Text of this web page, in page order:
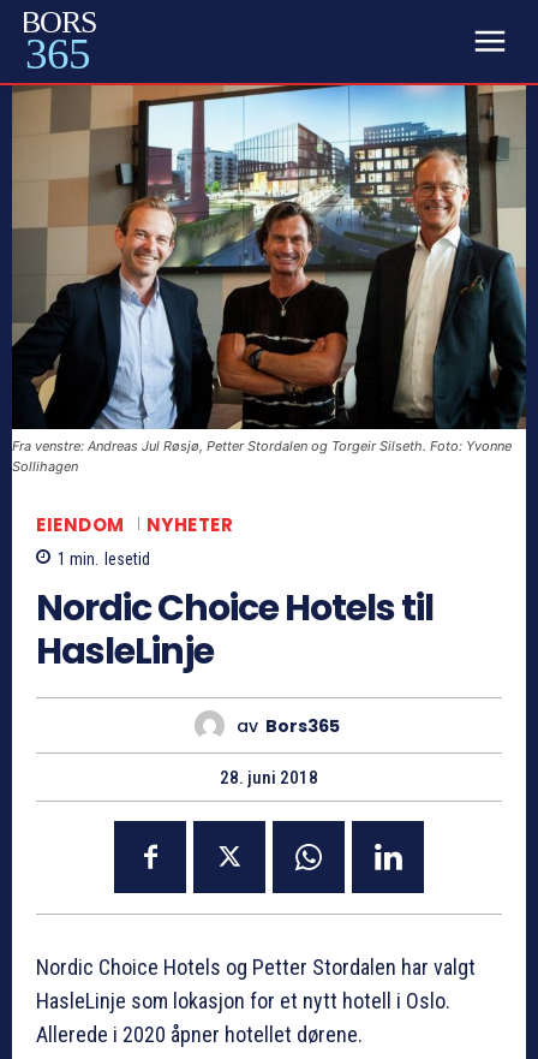
BORS
365
Fra venstre: Andreas Jul Røsjø, Petter Stordalen og Torgeir Silseth. Foto: Yvonne
Sollihagen
EIENDOM NYHETER
1 min. lesetid
Nordic Choice Hotels til
HasleLinje
av Bors365
28. juni 2018
Nordic Choice Hotels og Petter Stordalen har valgt
HasleLinje som lokasjon for et nytt hotell i Oslo.
Allerede i 2020 åpner hotellet dørene.